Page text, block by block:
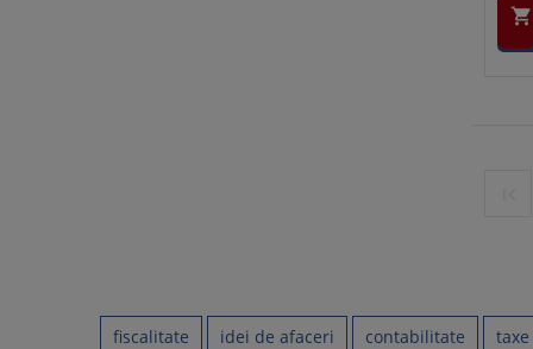

fiscalitate idei de afaceri contabilitate